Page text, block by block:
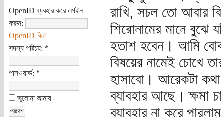
OpenID ব্যবহার করে লগইন
করুন:
OpenID কি?
সদস্য পরিচয়: *
পাসওয়ার্ড: *
ভুলোনা আমায়
রাখি, সচল তো আবার
শিরোনামের মানে বুঝে
হতাশ হবেন। আমি
বিষয়ের নামেই চোখে
হাসাবো। আরেকটা কথা
ব্যাবহার আছে। ক্ষমা
ব্যাবহার না করে